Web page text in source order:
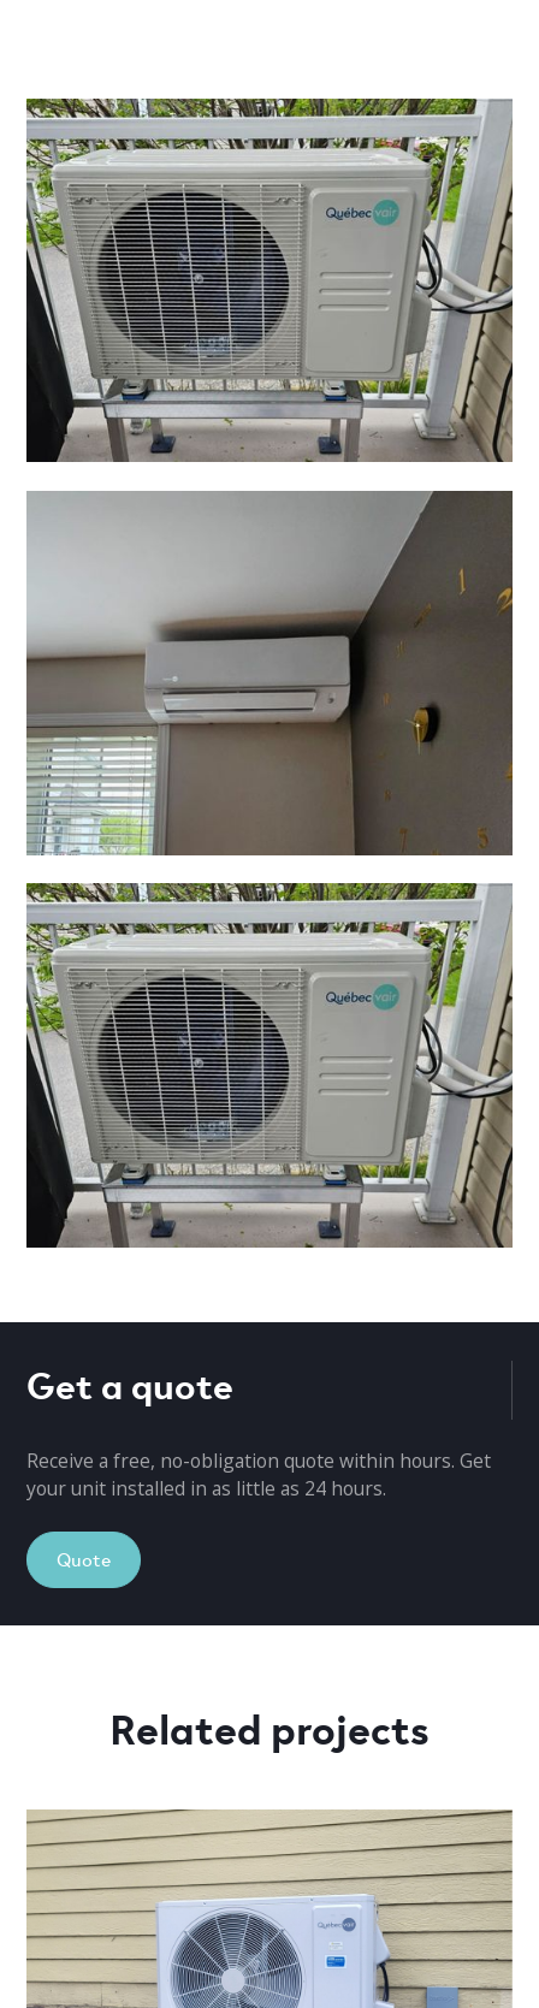
Get a quote
Receive a free, no-obligation quote within hours. Get
your unit installed in as little as 24 hours.
Quote
Related projects